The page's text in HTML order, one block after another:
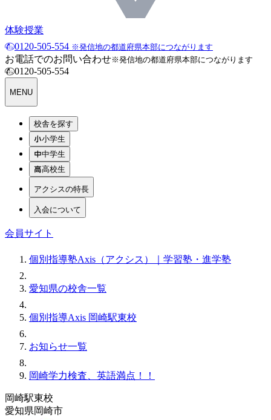
体験授業
0120-505-554 ※発信地の都道府県本部につながります
お電話でのお問い合わせ※発信地の都道府県本部につながります
0120-505-554
MENU
校舎を探す
小学生
中学生
高校生
アクシスの特長
入会について
会員サイト
個別指導塾Axis（アクシス）｜学習塾・進学塾
愛知県の校舎一覧
個別指導Axis 岡崎駅東校
お知らせ一覧
岡崎学力検査、英語満点！！
岡崎駅東校
愛知県岡崎市